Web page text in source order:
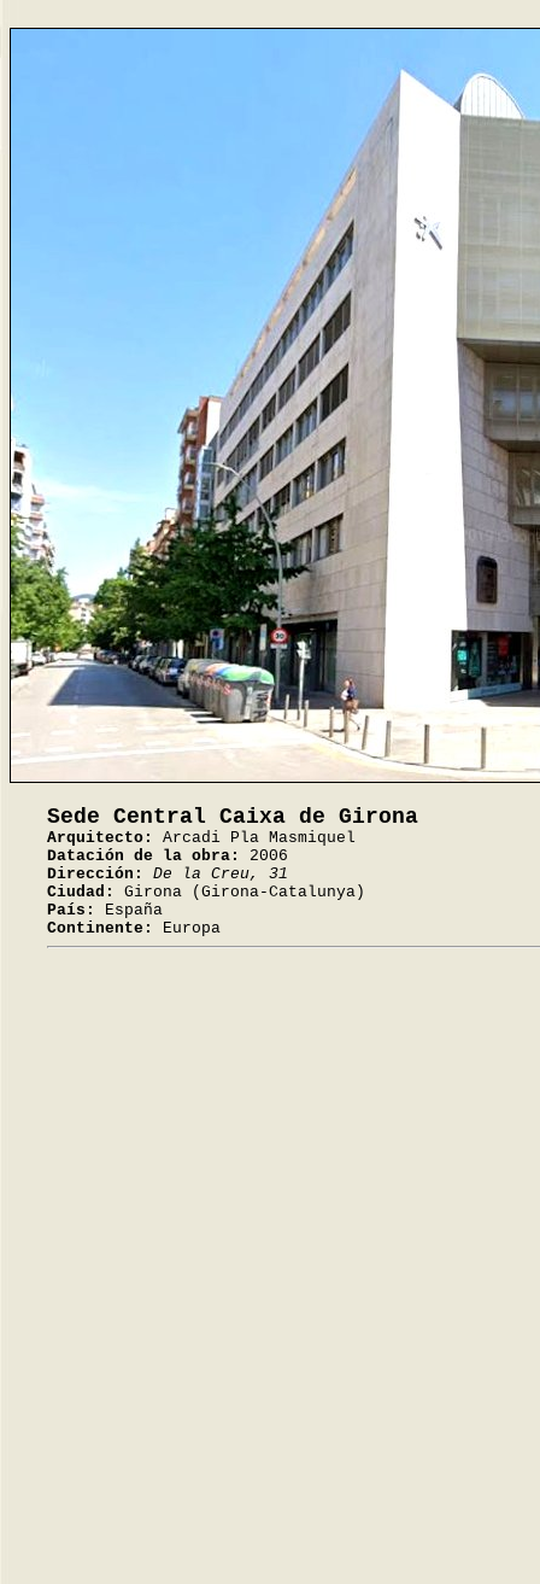
Sede Central Caixa de Girona
Arquitecto:
Arcadi Pla Masmiquel
Datación de la obra:
2006
Dirección:
De la Creu, 31
Ciudad:
Girona (Girona-Catalunya)
País:
España
Continente:
Europa